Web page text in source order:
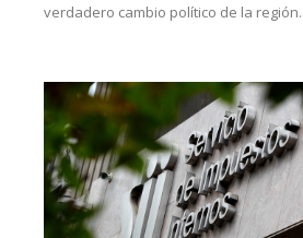
verdadero cambio político de la región.